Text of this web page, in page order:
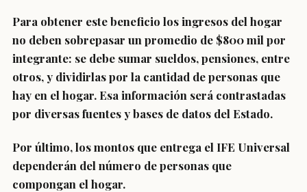
Para obtener este beneficio losingresos del hogar
no deben sobrepasar un promedio de $800 mil por
integrante: se debe sumar sueldos, pensiones, entre
otros, y dividirlas por la cantidad de personas que
hay en el hogar. Esa información será contrastadas
por diversas fuentes y bases de datos del Estado.
Por último, losmontos que entrega el IFE Universal
dependerán del número de personas que
compongan el hogar.